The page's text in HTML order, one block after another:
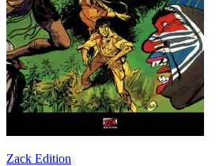
Zack Edition